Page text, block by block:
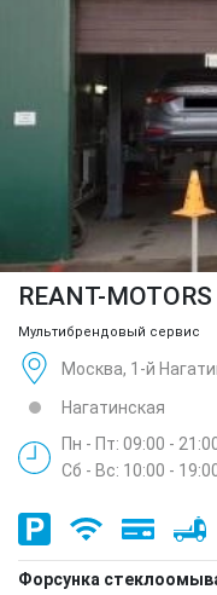
REANT-MOTORS
Мультибрендовый сервис
Москва, 1-й
Нагатинская
Пн - Пт: 09:00 -
Сб - Вс: 10:00 -
Форсунка